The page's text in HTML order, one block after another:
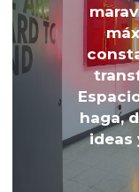
haga,
ideas